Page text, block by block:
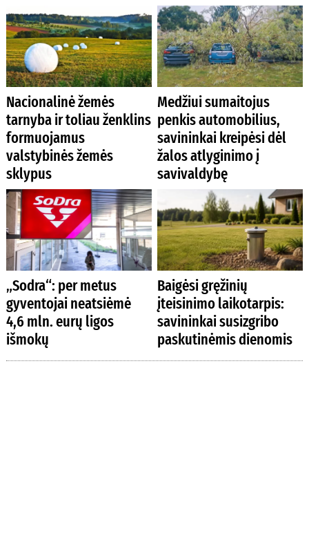
Nacionalinė žemės
tarnyba ir toliau ženklins
formuojamus
valstybinės žemės
sklypus
Medžiui sumaitojus
penkis automobilius,
savininkai kreipėsi dėl
žalos atlyginimo į
savivaldybę
„Sodra“: per metus
gyventojai neatsiėmė
4,6 mln. eurų ligos
išmokų
Baigėsi gręžinių
įteisinimo laikotarpis:
savininkai susizgribo
paskutinėmis dienomis